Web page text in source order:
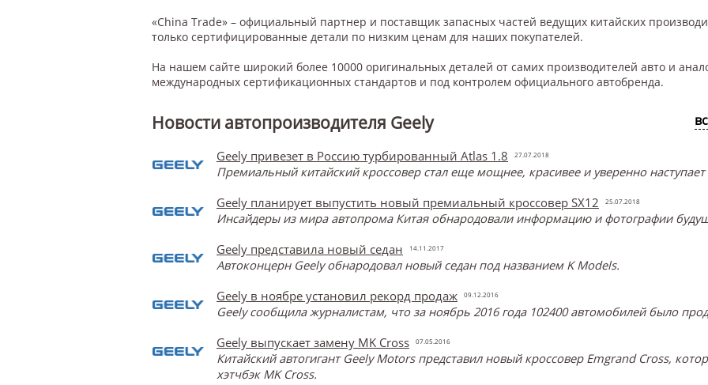
«China Trade» – официальный партнер и поставщик запасных частей ведущих китайских
только сертифицированные детали по низким ценам для наших покупателей.
На нашем сайте широкий более 10000 оригинальных деталей от самих производителей авто и
международных сертификационных стандартов и под контролем официального автобренда.
Новости автопроизводителя Geely
Geely привезет в Россию турбированный Atlas 1.8 27.07.2018
Премиальный китайский кроссовер стал еще мощнее, красивее и уверенно
Geely планирует выпустить новый премиальный кроссовер SX12
25.07.2018
Инсайдеры из мира автопрома Китая обнародовали информацию и фотографии
Geely представила новый седан
14.11.2017
Автоконцерн Geely обнародовал новый седан под названием K Models.
Geely в ноябре установил рекорд продаж
09.12.2016
Geely сообщила журналистам, что за ноябрь 2016 года 102400 автомобилей было
Geely выпускает замену MK Cross
07.05.2016
Китайский автогигант Geely Motors представил новый кроссовер Emgrand Cross,
хэтчбэк MK Cross.